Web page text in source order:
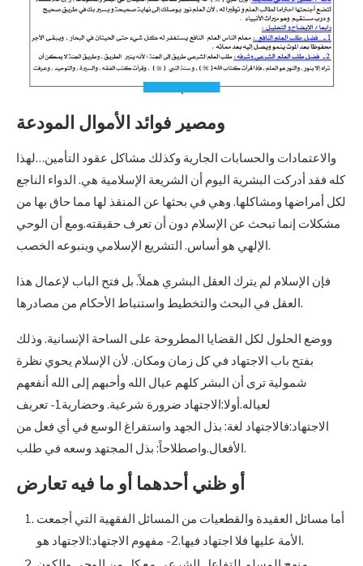
ومصير فوائد الأموال المودعة
والاعتمادات والحسابات الجارية وكذلك مشاكل عقود التأمين…لهذا
كله فقد أدركت البشرية اليوم أن الشريعة الإسلامية هي. الدواء الناجع
لكل أمراضها ومشاكلها. وهي في بحثها عن المنقذ لها مما حاق بها من
مشكلات إنما تبحث عن الإسلام دون أن تعرف حقيقته.ومع أن الوحي
الإلهي هو أساس. التشريع الإسلامي وينبوعه الخصب.
فإن الإسلام لم يترك العقل البشري هملاً. بل فتح الباب لإعمال هذا
العقل في البحث والتخطيط واستنباط الأحكام من مصادرها.
ووضع الحلول لكل القضايا المطروحة على الساحة الإنسانية. وذلك
بفتح باب الاجتهاد في كل زمان ومكان. لأن الإسلام يحوي نظرة
شمولية ترى أن البشر كلهم عيال الله وأحبهم إلى الله أنفعهم
لعياله.أولا:الاجتهاد ضرورة شرعية. وحضارية1- تعريف
الاجتهاد:فالاجتهاد لغة: بذل الجهد واستفراغ الوسع في أي فعل من
الأفعال.واصطلاحاً: بذل المجتهد وسعه في طلب.
أو ظني أحدهما أو ما فيه تعارض
أما مسائل العقيدة والقطعيات من المسائل الفقهية التي أجمعت
الأمة عليها فلا اجتهاد فيها.2- مفهوم الاجتهاد:الاجتهاد هو.